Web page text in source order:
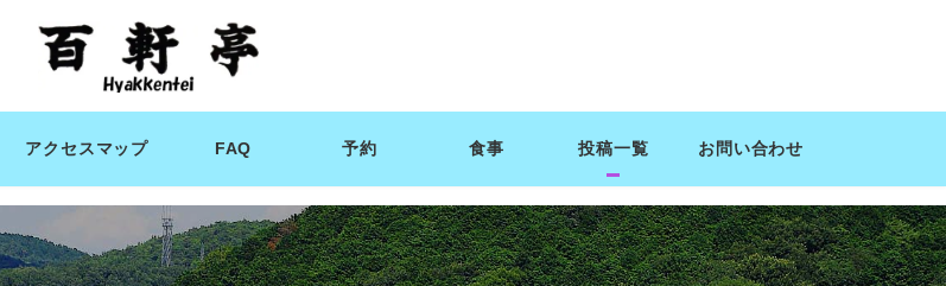
アクセスマップ FAQ 予約 食事 投稿一覧 お問い合わせ